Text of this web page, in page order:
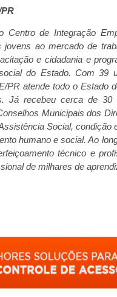
Centro de Integração
jovens ao mercado de
e cidadania e
do Estado. Com 39
PR atende todo o Estado
Já recebeu cerca de 30
Municipais dos
Social, condição
humano e social. Ao
técnico e
de milhares de